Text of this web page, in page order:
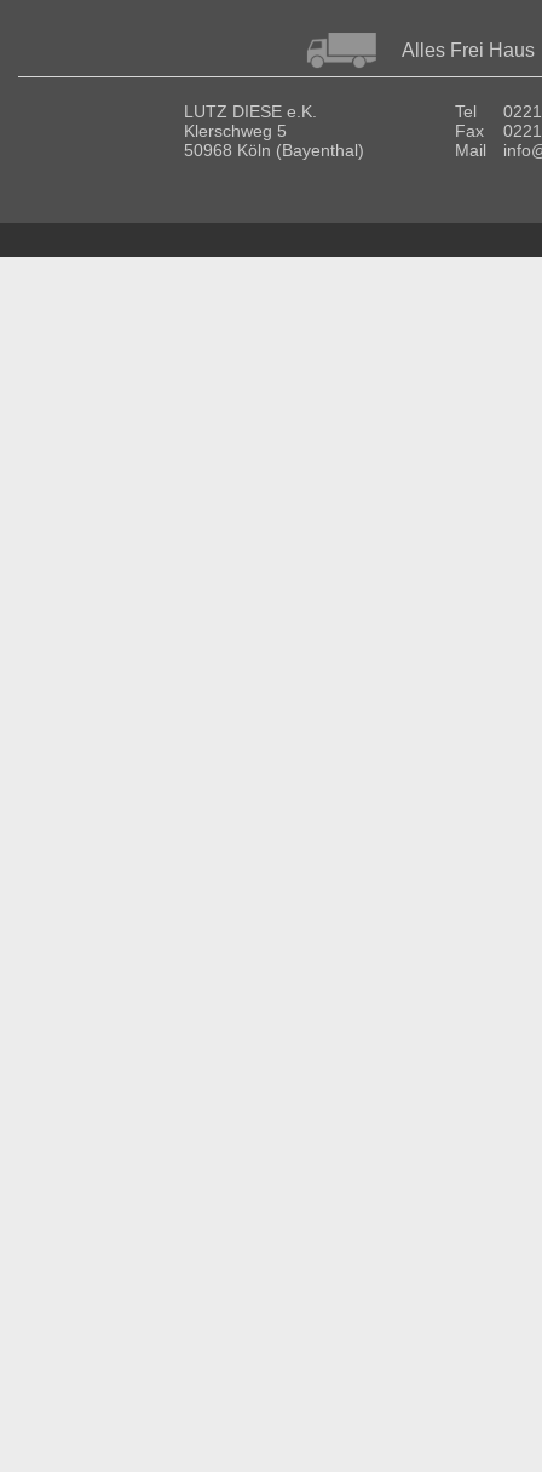
Alles Frei Haus
LUTZ DIESE e.K.
Klerschweg 5
50968 Köln (Bayenthal)
Tel
Fax
Mail